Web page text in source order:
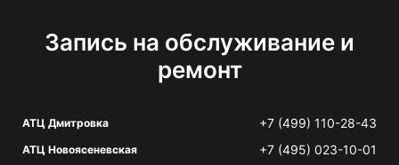
Запись на обслуживание и
ремонт
АТЦ Дмитровка +7 (499) 110-28-43
АТЦ Новоясеневская +7 (495) 023-10-01